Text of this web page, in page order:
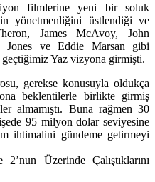
filmlerine yeni bir soluk
yönetmenliğini üstlendiği ve
James McAvoy, John
ve Eddie Marsan gibi
Yaz vizyona girmişti.
gerekse konusuyla oldukça
beklentilerle birlikte girmiş
almamıştı. Buna rağmen 30
95 milyon dolar seviyesine
ihtimalini gündeme getirmeyi
Üzerinde Çalıştıklarını